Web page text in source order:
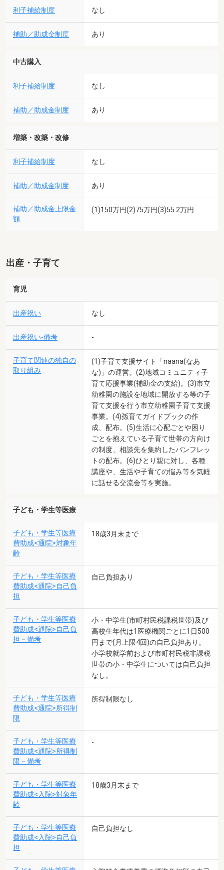
利子補給制度 なし
補助／助成金制度 あり
中古購入
利子補給制度 なし
補助／助成金制度 あり
増築・改築・改修
利子補給制度 なし
補助／助成金制度 あり
補助／助成金上限金
額
(1)150万円(2)75万円(3)55.2万円
出産・子育て
育児
出産祝い なし
出産祝い-備考 -
子育て関連の独自の
取り組み
(1)子育て支援サイト「naana(なあ
な)」の運営。(2)地域コミュニティ子
育て応援事業(補助金の支給)。(3)市立
幼稚園の施設を地域に開放する等の子
育て支援を行う市立幼稚園子育て支援
事業。(4)孫育てガイドブックの作
成、配布。(5)生活に心配ごとや困り
ごとを抱えている子育て世帯の方向け
の制度、相談先を集約したパンフレッ
トの配布。(6)ひとり親に対し、各種
講座や、生活や子育ての悩み等を気軽
に話せる交流会等を実施。
子ども・学生等医療
子ども・学生等医療
費助成<通院>対象年
齢
18歳3月末まで
子ども・学生等医療
費助成<通院>自己負
担
自己負担あり
子ども・学生等医療
費助成<通院>自己負
担－備考
小・中学生(市町村民税課税世帯)及び
高校生年代は1医療機関ごとに1日500
円まで(月上限4回)の自己負担あり。
小学校就学前および市町村民税非課税
世帯の小・中学生については自己負担
なし。
子ども・学生等医療
費助成<通院>所得制
限
所得制限なし
子ども・学生等医療
費助成<通院>所得制
限－備考
-
子ども・学生等医療
費助成<入院>対象年
齢
18歳3月末まで
子ども・学生等医療
費助成<入院>自己負
担
自己負担なし